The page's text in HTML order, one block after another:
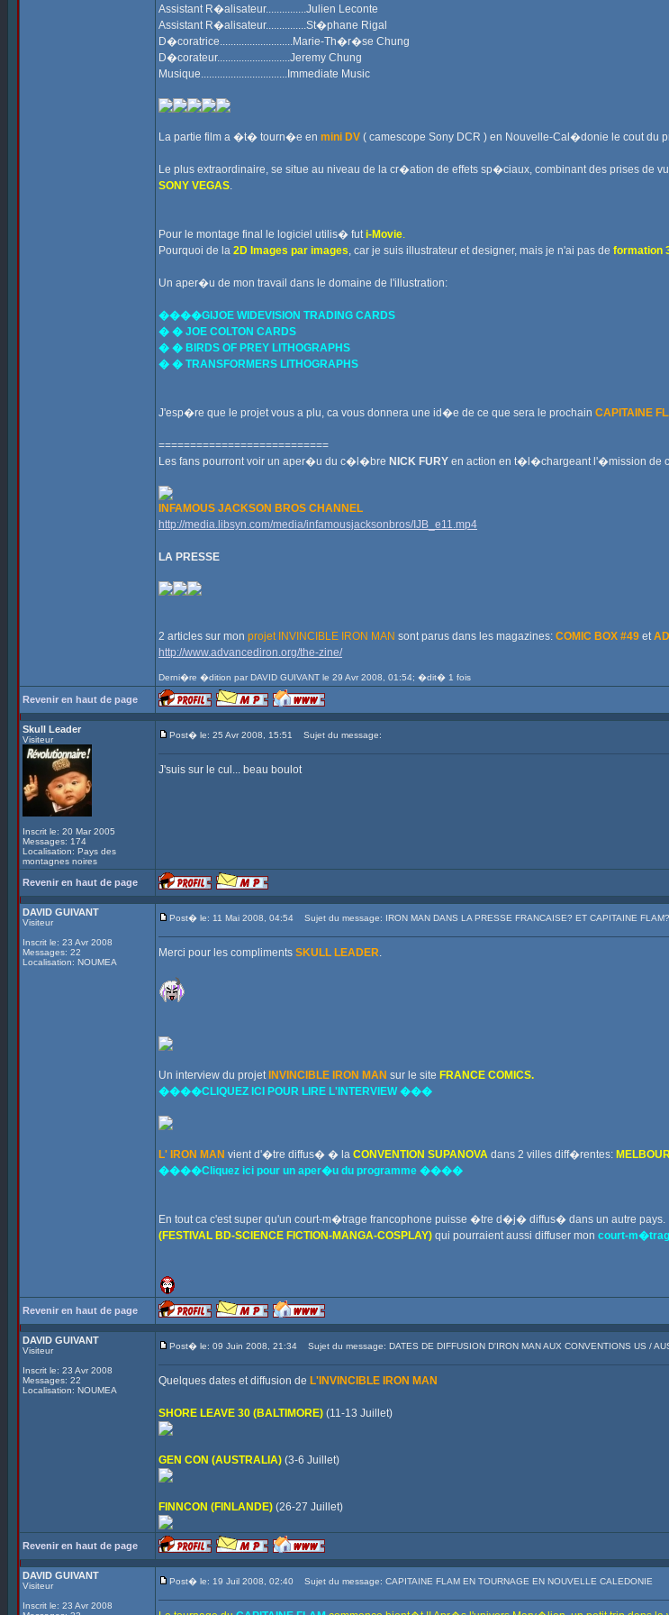
Assistant R�alisateur...............Julien Leconte
Assistant R�alisateur...............St�phane Rigal
D�coratrice...........................Marie-Th�r�se Chung
D�corateur...........................Jeremy Chung
Musique................................Immediate Music
La partie film a �t� tourn�e en mini DV ( camescope Sony DCR ) en Nouvelle-Cal�donie le cout du
Le plus extraordinaire, se situe au niveau de la cr�ation de effets sp�ciaux, combinant des prises de
SONY VEGAS.
Pour le montage final le logiciel utilis� fut i-Movie.
Pourquoi de la 2D Images par images, car je suis illustrateur et designer, mais je n'ai pas de formation
Un aper�u de mon travail dans le domaine de l'illustration:
����GIJOE WIDEVISION TRADING CARDS
� � JOE COLTON CARDS
� � BIRDS OF PREY LITHOGRAPHS
� � TRANSFORMERS LITHOGRAPHS
J'esp�re que le projet vous a plu, ca vous donnera une id�e de ce que sera le prochain CAPITAINE
===========================
Les fans pourront voir un aper�u du c�l�bre NICK FURY en action en t�l�chargeant l'�mission de
INFAMOUS JACKSON BROS CHANNEL
http://media.libsyn.com/media/infamousjacksonbros/IJB_e11.mp4
LA PRESSE
2 articles sur mon projet INVINCIBLE IRON MAN sont parus dans les magazines: COMIC BOX #49 et
http://www.advancediron.org/the-zine/
Derni�re �dition par DAVID GUIVANT le 29 Avr 2008, 01:54; �dit� 1 fois
Revenir en haut de page
Skull Leader
Visiteur
Inscrit le: 20 Mar 2005
Messages: 174
Localisation: Pays des
montagnes noires
Post� le: 25 Avr 2008, 15:51 Sujet du message:
J'suis sur le cul... beau boulot
Revenir en haut de page
DAVID GUIVANT
Visiteur
Inscrit le: 23 Avr 2008
Messages: 22
Localisation: NOUMEA
Post� le: 11 Mai 2008, 04:54 Sujet du message: IRON MAN DANS LA PRESSE FRANCAISE? ET CAPITAINE FLAM?
Merci pour les compliments SKULL LEADER.
Un interview du projet INVINCIBLE IRON MAN sur le site FRANCE COMICS.
����CLIQUEZ ICI POUR LIRE L'INTERVIEW ���
L' IRON MAN vient d'�tre diffus� � la CONVENTION SUPANOVA dans 2 villes diff�rentes:
����Cliquez ici pour un aper�u du programme ����
En tout ca c'est super qu'un court-m�trage francophone puisse �tre d�j� diffus� dans un autre
(FESTIVAL BD-SCIENCE FICTION-MANGA-COSPLAY) qui pourraient aussi diffuser mon court-
Revenir en haut de page
DAVID GUIVANT
Visiteur
Inscrit le: 23 Avr 2008
Messages: 22
Localisation: NOUMEA
Post� le: 09 Juin 2008, 21:34 Sujet du message: DATES DE DIFFUSION D'IRON MAN AUX CONVENTIONS US /
Quelques dates et diffusion de L'INVINCIBLE IRON MAN
SHORE LEAVE 30 (BALTIMORE) (11-13 Juillet)
GEN CON (AUSTRALIA) (3-6 Juillet)
FINNCON (FINLANDE) (26-27 Juillet)
Revenir en haut de page
DAVID GUIVANT
Visiteur
Inscrit le: 23 Avr 2008
Post� le: 19 Juil 2008, 02:40 Sujet du message: CAPITAINE FLAM EN TOURNAGE EN NOUVELLE CALEDONIE